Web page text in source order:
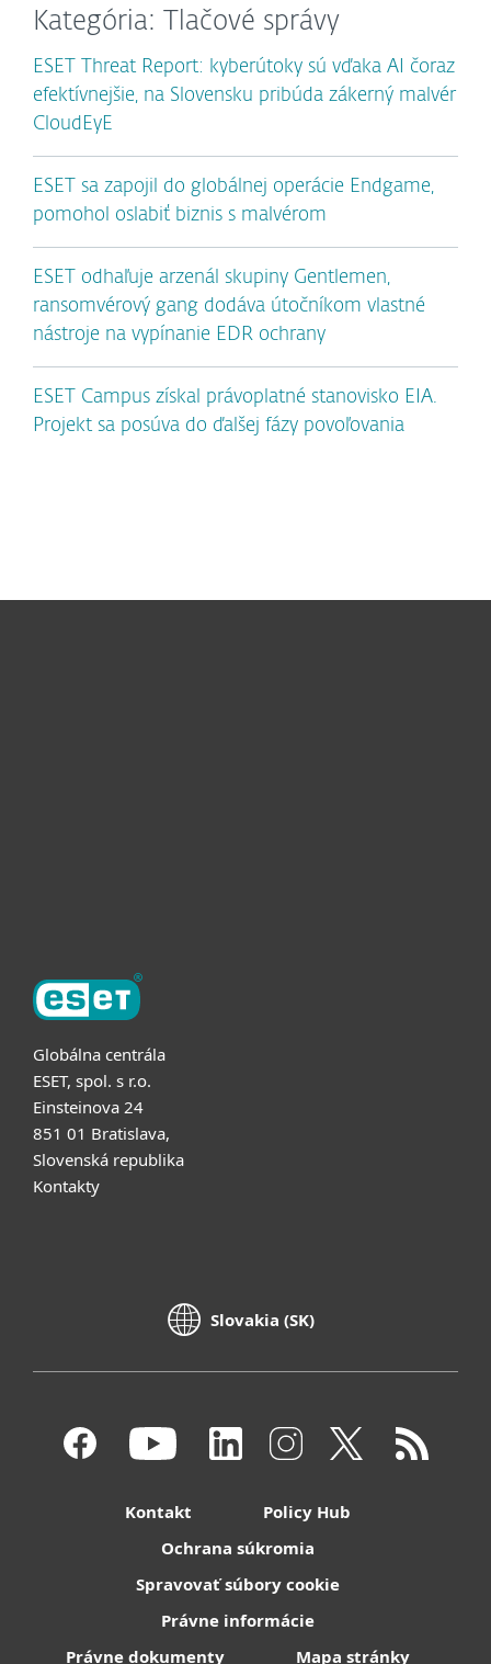
Kategória: Tlačové správy
ESET Threat Report: kyberútoky sú vďaka AI čoraz
efektívnejšie, na Slovensku pribúda zákerný malvér
CloudEyE
ESET sa zapojil do globálnej operácie Endgame,
pomohol oslabiť biznis s malvérom
ESET odhaľuje arzenál skupiny Gentlemen,
ransomvérový gang dodáva útočníkom vlastné
nástroje na vypínanie EDR ochrany
ESET Campus získal právoplatné stanovisko EIA.
Projekt sa posúva do ďalšej fázy povoľovania
Globálna centrála
ESET, spol. s r.o.
Einsteinova 24
851 01 Bratislava,
Slovenská republika
Kontakty
Slovakia (SK)
Kontakt
Policy Hub
Ochrana súkromia
Spravovať súbory cookie
Právne informácie
Právne dokumenty
Mapa stránky